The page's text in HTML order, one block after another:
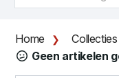
Home Collecties
Geen artikelen